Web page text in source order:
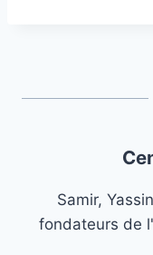
Samir,
fondateurs de